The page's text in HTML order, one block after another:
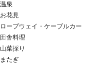
温泉
お花見
ロープウェイ・ケーブルカー
田舎料理
山菜採り
またぎ